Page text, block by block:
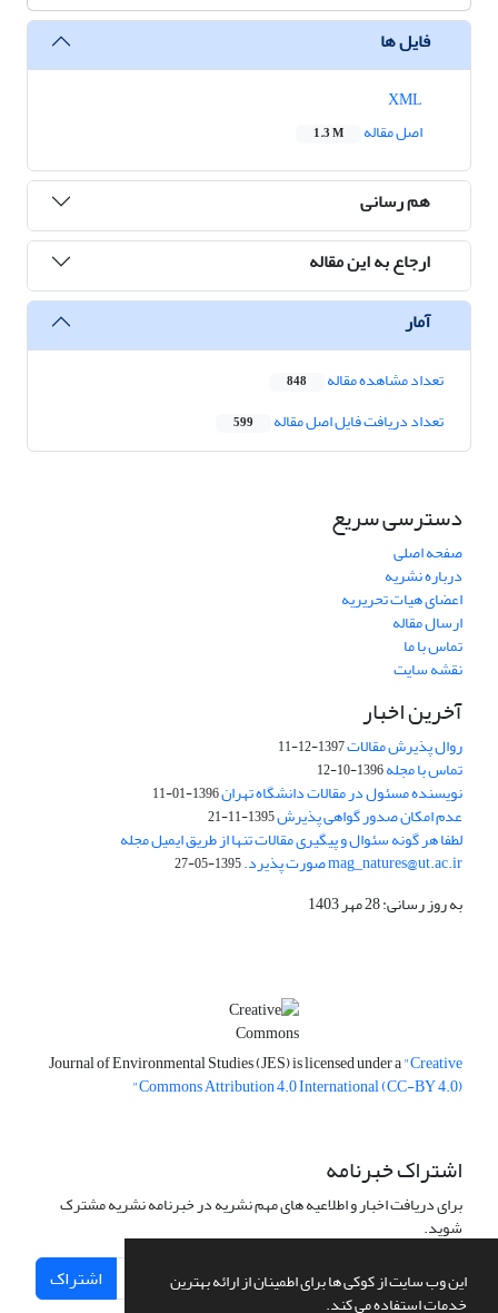
این وب سایت از کوکی ها برای اطمینان از ارائه بهترین
خدمات استفاده می کند.
فایل ها
اصل مقاله
1.3 M
هم رسانی
ارجاع به این مقاله
آمار
تعداد مشاهده مقاله 848
تعداد دریافت فایل اصل مقاله 599
دسترسی سریع
صفحه اصلی
درباره نشریه
اعضای هیات تحریریه
ارسال مقاله
تماس با ما
نقشه سایت
آخرین اخبار
روال پذیرش مقالات1397-12-11
تماس با مجله1396-10-12
نویسنده مسئول در مقالات دانشگاه تهران1396-01-11
عدم امکان صدور گواهی پذیرش1395-11-21
لطفا هر گونه سئوال و پیگیری مقالات تنها از طریق ایمیل مجله
mag_natures@ut.ac.ir صورت پذیرد. 1395-05-27
به روز رسانی: 28 مهر 1403
Journal of Environmental Studies (JES) is licensed under a"Creative
Commons Attribution 4.0 International (CC-BY 4.0)"
اشتراک خبرنامه
برای دریافت اخبار و اطلاعیه های مهم نشریه در خبرنامه نشریه مشترک
شوید.
اشتراک